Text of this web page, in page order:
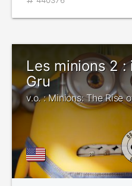
Les minions 2
Gru
v.o. : Minions: The Rise